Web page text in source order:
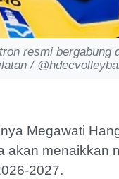
resmi bergabung
/
Megawati
akan menaikkan
2027.